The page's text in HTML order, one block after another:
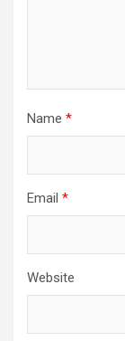
Name *
Email *
Website